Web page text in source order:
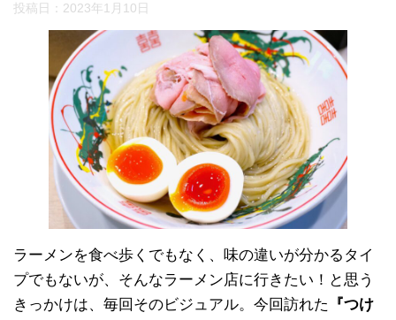
投稿日： 2023年1月10日
ラーメンを食べ歩くでもなく、味の違いが分かるタイ
プでもないが、そんなラーメン店に行きたい！と思う
きっかけは、毎回そのビジュアル。今回訪れた
『つけ